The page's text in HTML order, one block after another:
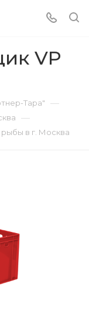
VP
Тара" —
—
в г. Москва